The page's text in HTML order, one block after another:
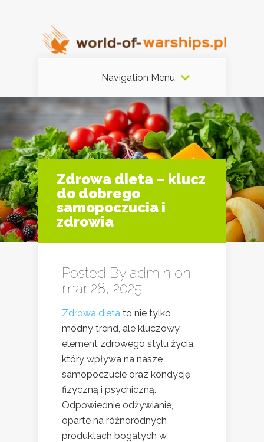
Navigation Menu
Zdrowa dieta – klucz
do dobrego
samopoczucia i
zdrowia
Posted By admin on
mar 28, 2025 |
Zdrowa dieta to nie tylko
modny trend, ale kluczowy
element zdrowego stylu życia,
który wpływa na nasze
samopoczucie oraz kondycję
fizyczną i psychiczną.
Odpowiednie odżywianie,
oparte na różnorodnych
produktach bogatych w